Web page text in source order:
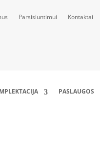
Parsisiuntimui Kontaktai
PASLAUGOS